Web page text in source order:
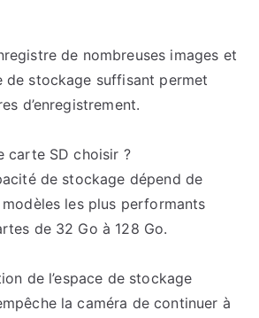
de nombreuses images et
de stockage suffisant permet
d’enregistrement.
carte SD choisir ?
de stockage dépend de
modèles les plus performants
de 32 Go à 128 Go.
de l’espace de stockage
la caméra de continuer à